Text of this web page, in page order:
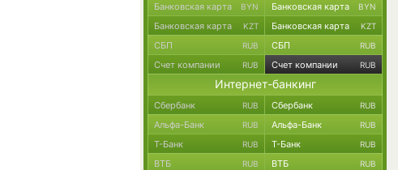
Банковская карта BYN Банковская карта BYN
Банковская карта KZT Банковская карта KZT
СБП RUB СБП RUB
Счет компании RUB Счет компании RUB
Интернет-банкинг
Сбербанк RUB Сбербанк RUB
Альфа-Банк RUB Альфа-Банк RUB
Т-Банк RUB Т-Банк RUB
ВТБ RUB ВТБ RUB